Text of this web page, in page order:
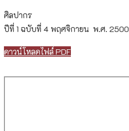
ศิลปากร
ปีที่ 1 ฉบับที่ 4 พฤศจิกายน พ.ศ. 2500
ดาวน์โหลดไฟล์ PDF